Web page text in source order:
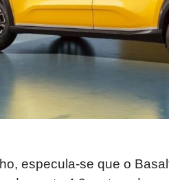
especula-se que o